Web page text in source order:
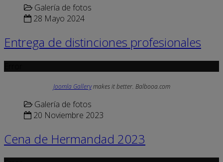
Galería de fotos
28 Mayo 2024
Entrega de distinciones profesionales
Joomla Gallerymakes it better. Balbooa.com
Galería de fotos
20 Noviembre 2023
Cena de Hermandad 2023